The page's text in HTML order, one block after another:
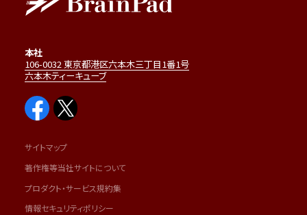
本社
106-0032 東京都港区六本木三丁目1番1号
六本木ティーキューブ
サイトマップ
著作権等当社サイトについて
プロダクト・サービス規約集
情報セキュリティポリシー